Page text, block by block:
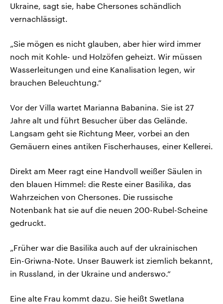
Ukraine, sagt sie, habe Chersones schändlich
vernachlässigt.
„Sie mögen es nicht glauben, aber hier wird immer
noch mit Kohle- und Holzöfen geheizt. Wir müssen
Wasserleitungen und eine Kanalisation legen, wir
brauchen Beleuchtung.“
Vor der Villa wartet Marianna Babanina. Sie ist 27
Jahre alt und führt Besucher über das Gelände.
Langsam geht sie Richtung Meer, vorbei an den
Gemäuern eines antiken Fischerhauses, einer Kellerei.
Direkt am Meer ragt eine Handvoll weißer Säulen in
den blauen Himmel: die Reste einer Basilika, das
Wahrzeichen von Chersones. Die russische
Notenbank hat sie auf die neuen 200-Rubel-Scheine
gedruckt.
„Früher war die Basilika auch auf der ukrainischen
Ein-Griwna-Note. Unser Bauwerk ist ziemlich bekannt,
in Russland, in der Ukraine und anderswo.“
Eine alte Frau kommt dazu. Sie heißt Swetlana